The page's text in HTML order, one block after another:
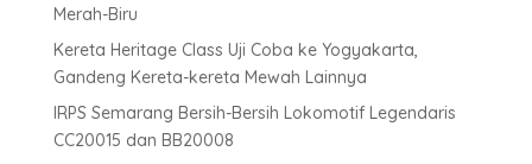
Merah-Biru
Kereta Heritage Class Uji Coba ke Yogyakarta,
Gandeng Kereta-kereta Mewah Lainnya
IRPS Semarang Bersih-Bersih Lokomotif Legendaris
CC20015 dan BB20008